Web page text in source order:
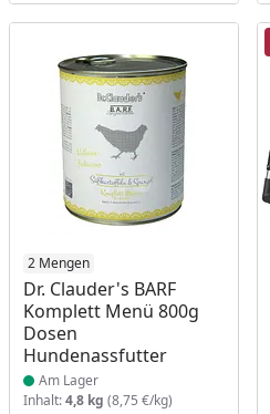
2 Mengen
Dr. Clauder's BARF
Komplett Menü 800g
Dosen
Hundenassfutter
Produkt am Lager
Am Lager
Inhalt:4,8 kg (8,75 €/kg)